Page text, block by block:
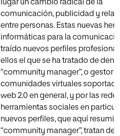
lugar un cambio radical de la
comunicación, publicidad y
entre personas. Estas nuevas
informáticas para la
traído nuevos perfiles
ellos el que se ha tratado de
“community manager”, o gestor
comunidades virtuales
web 2.0 en general, y por las
herramientas sociales en
nuevos perfiles, que aquí
“community manager”, tratan de